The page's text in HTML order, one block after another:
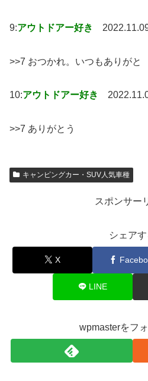
9:アウトドアー好き
>>7 おつかれ。いつもありがと
10:アウトドアー好き
>>7 ありがとう
キャンピングカー・SUV人気車種
スポンサー
シェアす
X
LINE
wpmasterをフ